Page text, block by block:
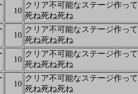
10
クリア不可能なステージ作っ
死ね死ね死ね
10
クリア不可能なステージ作っ
死ね死ね死ね
10
クリア不可能なステージ作っ
死ね死ね死ね
10
クリア不可能なステージ作っ
死ね死ね死ね